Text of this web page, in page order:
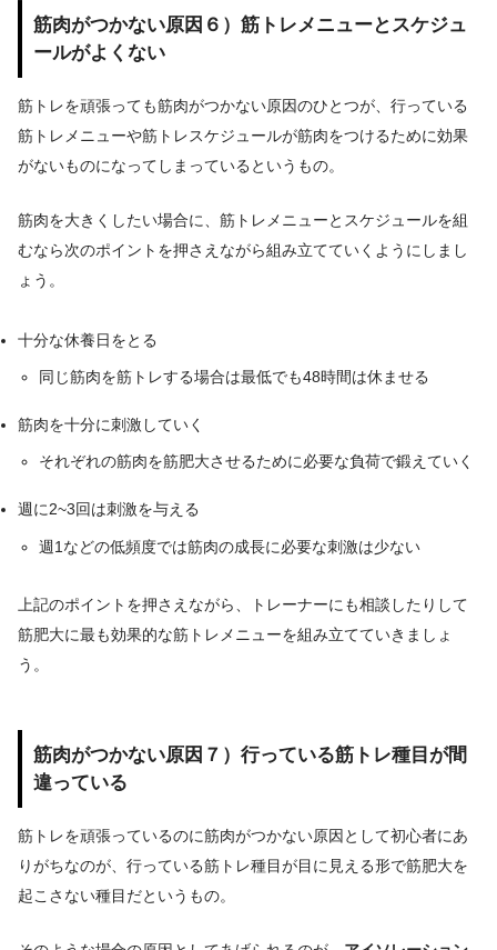
筋肉がつかない原因６）筋トレメニューとスケジュ
ールがよくない
筋トレを頑張っても筋肉がつかない原因のひとつが、行っている
筋トレメニューや筋トレスケジュールが筋肉をつけるために効果
がないものになってしまっているというもの。
筋肉を大きくしたい場合に、筋トレメニューとスケジュールを組
むなら次のポイントを押さえながら組み立てていくようにしまし
ょう。
十分な休養日をとる
同じ筋肉を筋トレする場合は最低でも48時間は休ませる
筋肉を十分に刺激していく
それぞれの筋肉を筋肥大させるために必要な負荷で鍛えていく
週に2~3回は刺激を与える
週1などの低頻度では筋肉の成長に必要な刺激は少ない
上記のポイントを押さえながら、トレーナーにも相談したりして
筋肥大に最も効果的な筋トレメニューを組み立てていきましょ
う。
筋肉がつかない原因７）行っている筋トレ種目が間
違っている
筋トレを頑張っているのに筋肉がつかない原因として初心者にあ
りがちなのが、行っている筋トレ種目が目に見える形で筋肥大を
起こさない種目だというもの。